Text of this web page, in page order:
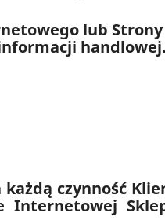
lub
handlowej.
czynność